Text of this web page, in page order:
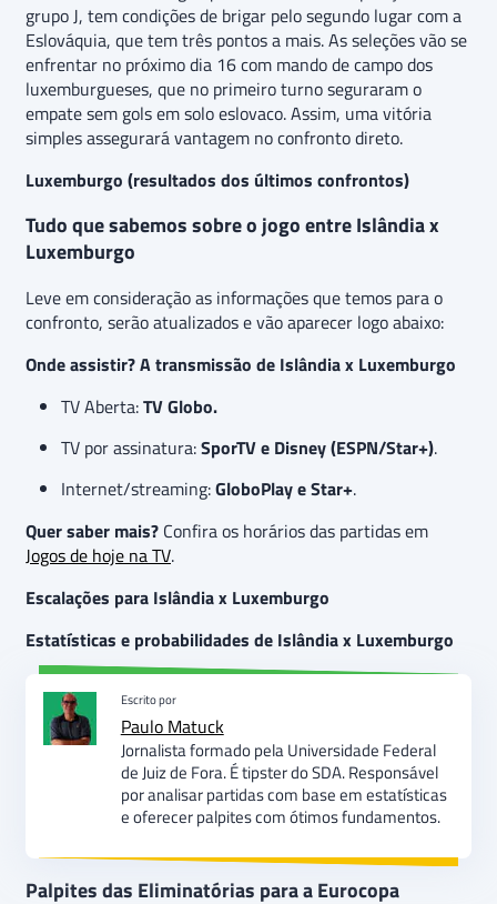
grupo J, tem condições de brigar pelo segundo lugar com a
Eslováquia, que tem três pontos a mais. As seleções vão se
enfrentar no próximo dia 16 com mando de campo dos
luxemburgueses, que no primeiro turno seguraram o
empate sem gols em solo eslovaco. Assim, uma vitória
simples assegurará vantagem no confronto direto.
Luxemburgo (resultados dos últimos confrontos)
Tudo que sabemos sobre o jogo entre Islândia x
Luxemburgo
Leve em consideração as informações que temos para o
confronto, serão atualizados e vão aparecer logo abaixo:
Onde assistir? A transmissão de Islândia x Luxemburgo
TV Aberta:TV Globo.
TV por assinatura:SporTV e Disney (ESPN/Star+).
Internet/streaming:GloboPlay e Star+.
Quer saber mais? Confira os horários das partidas em
Jogos de hoje na TV.
Escalações para Islândia x Luxemburgo
Estatísticas e probabilidades de Islândia x Luxemburgo
Escrito por
Paulo Matuck
Jornalista formado pela Universidade Federal
de Juiz de Fora. É tipster do SDA. Responsável
por analisar partidas com base em estatísticas
e oferecer palpites com ótimos fundamentos.
Palpites das Eliminatórias para a Eurocopa